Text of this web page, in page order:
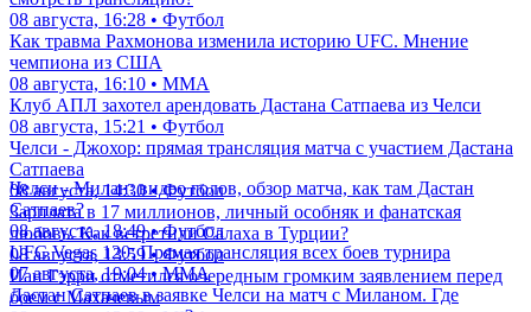
08 августа, 16:28 • Футбол
Как травма Рахмонова изменила историю UFC. Мнение
чемпиона из США
08 августа, 16:10 • ММА
Клуб АПЛ захотел арендовать Дастана Сатпаева из Челси
08 августа, 15:21 • Футбол
Челси - Джохор: прямая трансляция матча с участием Дастана
Сатпаева
08 августа, 14:30 • Футбол
Зарплата в 17 миллионов, личный особняк и фанатская
любовь. Как встретили Салаха в Турции?
08 августа, 13:59 • Футбол
Иан Гэрри отметился очередным громким заявлением перед
боем с Махачевым
Челси - Милан: видео голов, обзор матча, как там Дастан
Сатпаев?
08 августа, 18:49 • Футбол
UFC Vegas 120: Прямая трансляция всех боев турнира
07 августа, 19:04 • ММА
Дастан Сатпаев в заявке Челси на матч с Миланом. Где